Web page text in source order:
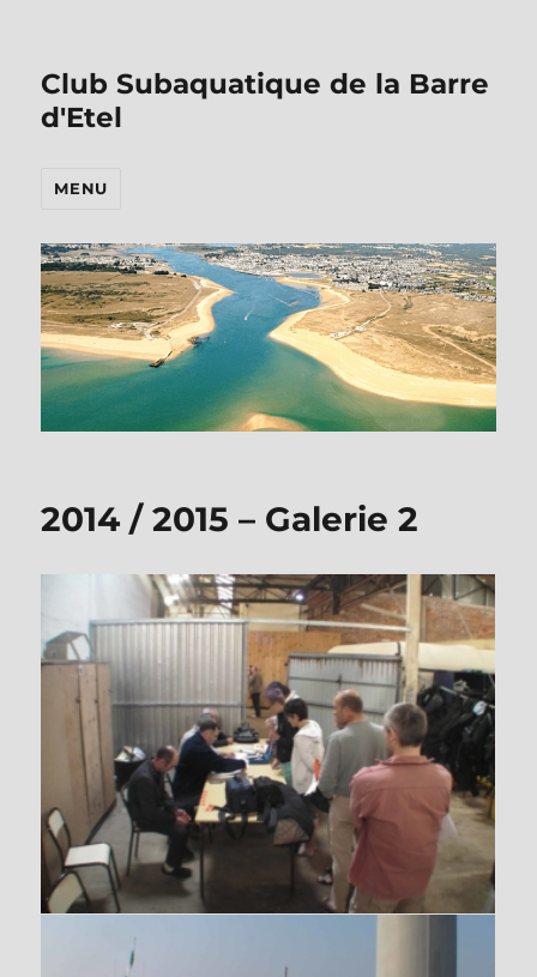
Club Subaquatique de la Barre
d'Etel
MENU
2014 / 2015 – Galerie 2